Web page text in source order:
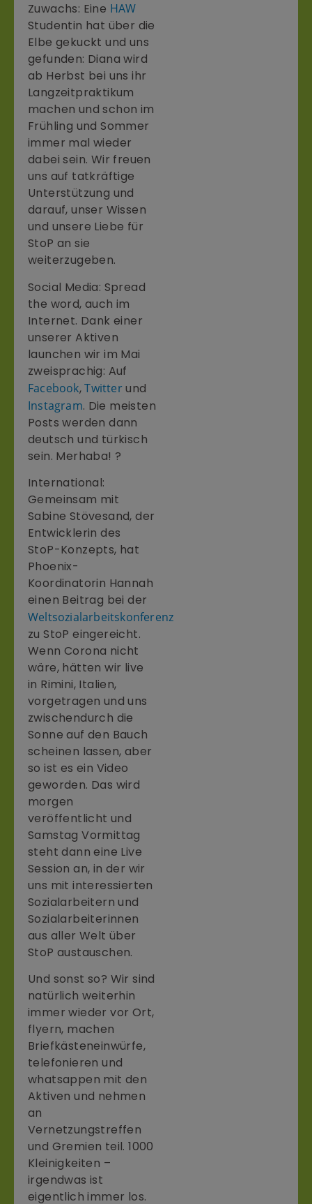
Zuwachs: Eine HAW
Studentin hat über die
Elbe gekuckt und uns
gefunden: Diana wird
ab Herbst bei uns ihr
Langzeitpraktikum
machen und schon im
Frühling und Sommer
immer mal wieder
dabei sein. Wir freuen
uns auf tatkräftige
Unterstützung und
darauf, unser Wissen
und unsere Liebe für
StoP an sie
weiterzugeben.
Social Media: Spread
the word, auch im
Internet. Dank einer
unserer Aktiven
launchen wir im Mai
zweisprachig: Auf
Facebook,Twitterund
Instagram. Die meisten
Posts werden dann
deutsch und türkisch
sein. Merhaba! ?
International:
Gemeinsam mit
Sabine Stövesand, der
Entwicklerin des
StoP-Konzepts, hat
Phoenix-
Koordinatorin Hannah
einen Beitrag bei der
Weltsozialarbeitskonferenz
zu StoP eingereicht.
Wenn Corona nicht
wäre, hätten wir live
in Rimini, Italien,
vorgetragen und uns
zwischendurch die
Sonne auf den Bauch
scheinen lassen, aber
so ist es ein Video
geworden. Das wird
morgen
veröffentlicht und
Samstag Vormittag
steht dann eine Live
Session an, in der wir
uns mit interessierten
Sozialarbeitern und
Sozialarbeiterinnen
aus aller Welt über
StoP austauschen.
Und sonst so? Wir sind
natürlich weiterhin
immer wieder vor Ort,
flyern, machen
Briefkästeneinwürfe,
telefonieren und
whatsappen mit den
Aktiven und nehmen
an
Vernetzungstreffen
und Gremien teil. 1000
Kleinigkeiten –
irgendwas ist
eigentlich immer los.